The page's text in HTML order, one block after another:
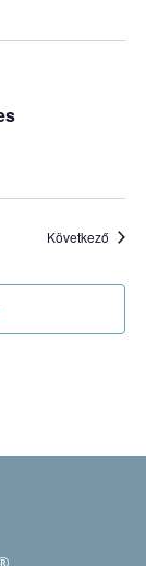
Következő